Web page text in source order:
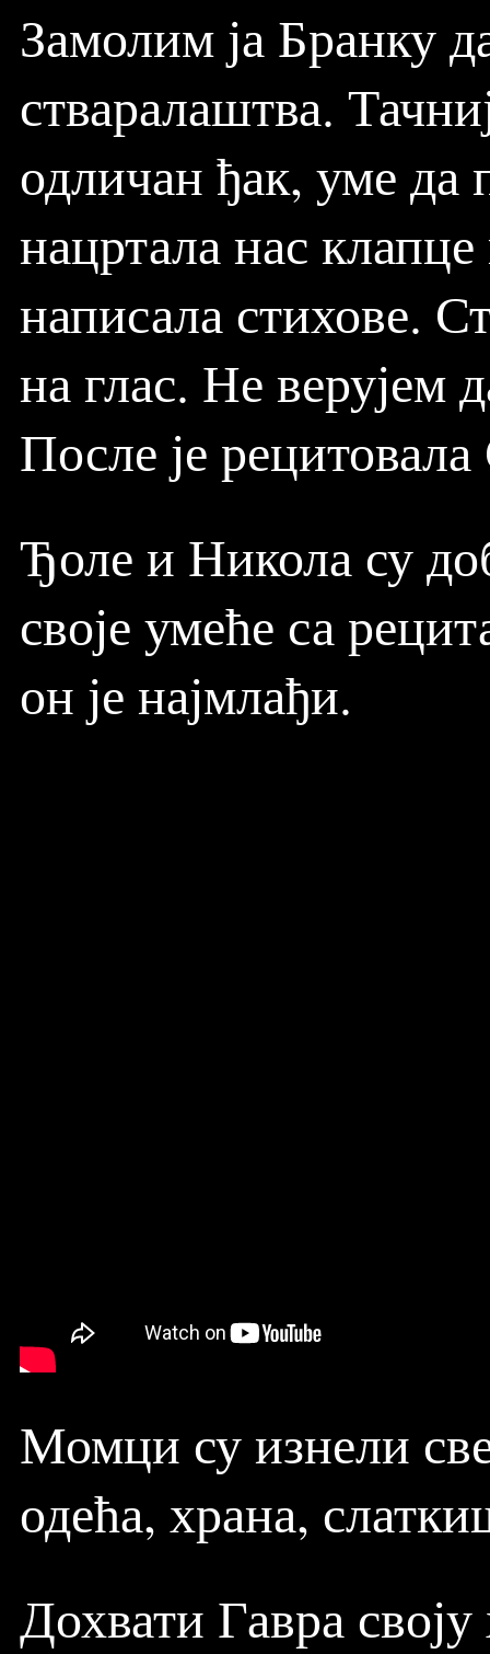
Замолим ја Бранку
стваралаштва.
одличан ђак, уме да
нацртала нас
написала стихове.
на глас. Не верујем
После је
Ђоле и Никола су
своје умеће са
он је најмлађи.
Момци су изнели
одећа, храна,
Дохвати Гавра